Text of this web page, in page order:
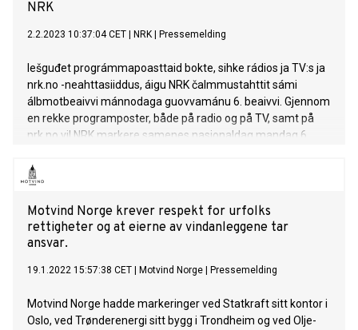
NRK
2.2.2023 10:37:04 CET NRK Pressemelding
Iešguđet prográmmapoasttaid bokte, sihke rádios ja TV:s ja
nrk.no -neahttasiiddus, áigu NRK čalmmustahttit sámi
álbmotbeaivvi mánnodaga guovvamánu 6. beaivvi. Gjennom
en rekke programposter, både på radio og på TV, samt på
nrk.no vil NRK markere samenes nasjonaldag mandag 6.
Motvind Norge krever respekt for urfolks
rettigheter og at eierne av vindanleggene tar
ansvar.
19.1.2022 15:57:38 CET Motvind Norge Pressemelding
Motvind Norge hadde markeringer ved Statkraft sitt kontor i
Oslo, ved Trønderenergi sitt bygg i Trondheim og ved Olje-